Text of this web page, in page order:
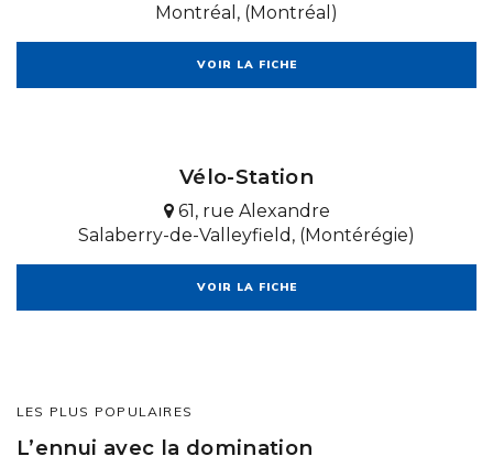
Montréal, (Montréal)
VOIR LA FICHE
Vélo-Station
61, rue Alexandre
Salaberry-de-Valleyfield, (Montérégie)
VOIR LA FICHE
LES PLUS POPULAIRES
L’ennui avec la domination